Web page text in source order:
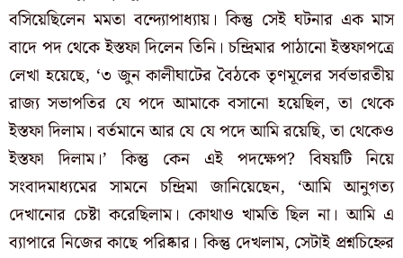
বসিয়েছিলেন মমতা বন্দ্যোপাধ্যায়। কিন্তু সেই ঘটনার এক মাস
বাদে পদ থেকে ইস্তফা দিলেন তিনি। চন্দ্রিমার পাঠানো ইস্তফাপত্রে
লেখা হয়েছে, ‘৩ জুন কালীঘাটের বৈঠকে তৃণমূলের সর্বভারতীয়
রাজ্য সভাপতির যে পদে আমাকে বসানো হয়েছিল, তা থেকে
ইস্তফা দিলাম। বর্তমানে আর যে যে পদে আমি রয়েছি, তা থেকেও
ইস্তফা দিলাম।’ কিন্তু কেন এই পদক্ষেপ? বিষয়টিনিয়ে
সংবাদমাধ্যমের সামনে চন্দ্রিমা জানিয়েছেন, ‘আমি আনুগত্য
দেখানোর চেষ্টা করেছিলাম। কোথাও খামতি ছিল না। আমি এ
ব্যাপারে নিজের কাছে পরিষ্কার। কিন্তু দেখলাম, সেটাই প্রশ্নচিহ্নের